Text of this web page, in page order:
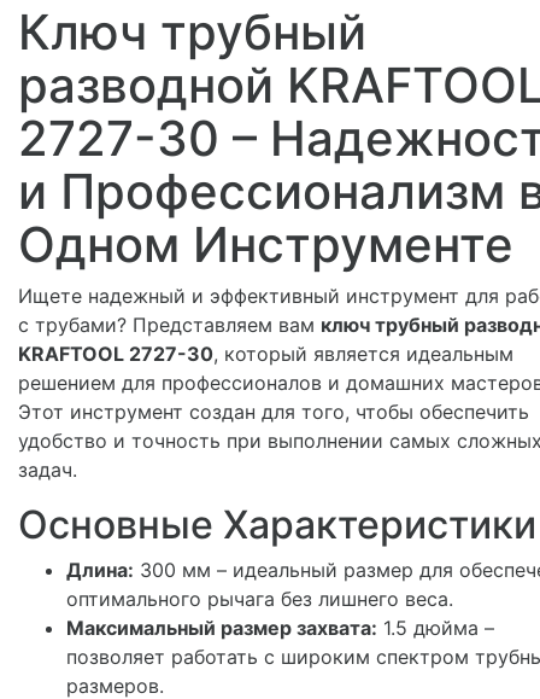
Ключ трубный
разводной
2727-30 –
и Профессионализм
Одном Инструменте
Ищете надежный и эффективный инструмент для
с трубами? Представляем вам ключ трубный
KRAFTOOL 2727-30, который является идеальным
решением для профессионалов и домашних
Этот инструмент создан для того, чтобы обеспечить
удобство и точность при выполнении самых
задач.
Основные Характеристики
Длина: 300 мм – идеальный размер для
оптимального рычага без лишнего веса.
Максимальный размер захвата: 1.5 дюйма –
позволяет работать с широким спектром
размеров.